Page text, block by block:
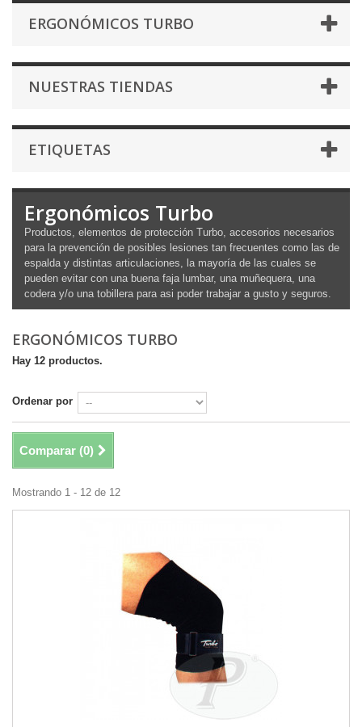
ERGONÓMICOS TURBO
NUESTRAS TIENDAS
ETIQUETAS
Ergonómicos Turbo
Productos, elementos de protección Turbo, accesorios necesarios
para la prevención de posibles lesiones tan frecuentes como las de
espalda y distintas articulaciones, la mayoría de las cuales se
pueden evitar con una buena faja lumbar, una muñequera, una
codera y/o una tobillera para asi poder trabajar a gusto y seguros.
ERGONÓMICOS TURBO
Hay 12 productos.
Ordenar por
Comparar (0)
Mostrando 1 - 12 de 12